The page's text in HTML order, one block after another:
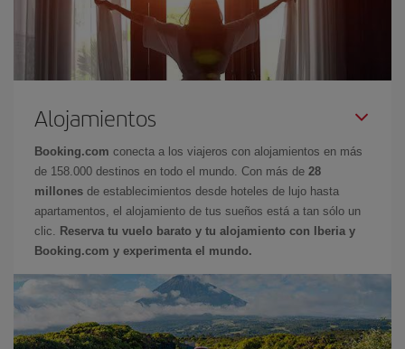
Alojamientos
Booking.com conecta a los viajeros con alojamientos en más
de 158.000 destinos en todo el mundo. Con más de 28
millones de establecimientos desde hoteles de lujo hasta
apartamentos, el alojamiento de tus sueños está a tan sólo un
clic.
Reserva tu vuelo barato y tu alojamiento con Iberia y
Booking.com y experimenta el mundo.